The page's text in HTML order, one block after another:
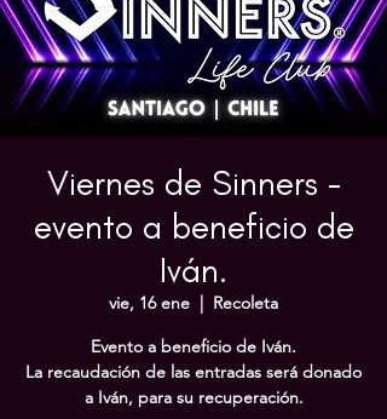
Viernes de Sinners -
evento a beneficio de
Iván.
vie, 16 ene
  |
Recoleta
Evento a beneficio de Iván.
La recaudación de las entradas será donado
a Iván, para su recuperación.